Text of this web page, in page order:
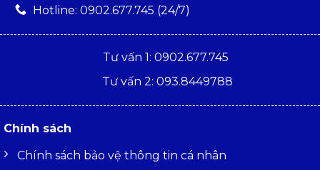
Hotline: 0902.677.745 (24/7)
Tư vấn 1: 0902.677.745
Tư vấn 2: 093.8449788
Chính sách
Chính sách bảo vệ thông tin cá nhân